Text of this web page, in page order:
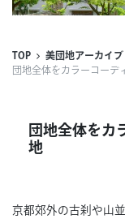
TOP
美団地アーカイブ
団地全体をカラーコーデ
団地全体をカ
地
京都郊外の古刹や山